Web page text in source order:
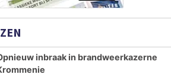
inbraak in brandweerkazerne